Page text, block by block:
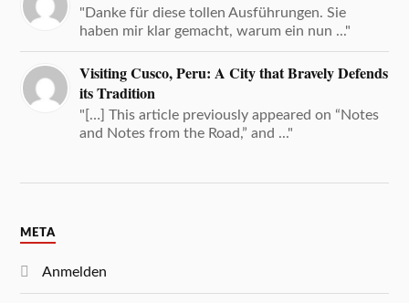
"Danke für diese tollen Ausführungen. Sie
haben mir klar gemacht, warum ein nun ..."
Visiting Cusco, Peru: A City that Bravely Defends
its Tradition
"[…] This article previously appeared on “Notes
and Notes from the Road,” and ..."
META
Anmelden